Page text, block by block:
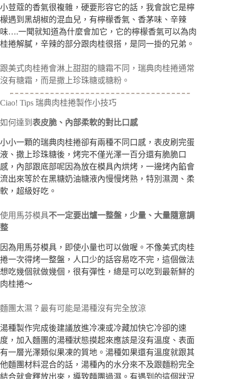
小荳蔻的香氣很複雜，硬要形容它的話，我會說它是檸
檬遇到黑胡椒的混血兒，有檸檬香氣、香茅味、辛辣
味….一聞就知道為什麼會加它，它的檸檬香氣可以為肉
桂捲解膩，辛辣的部分跟肉桂很搭，是同一掛的兄弟。
跟美式肉桂捲會淋上甜甜的糖霜不同，瑞典肉桂捲通常
沒有糖霜，而是撒上珍珠糖或糖粉。
Ciao! Tips 瑞典肉桂捲製作小技巧
如何達到 表皮脆、內部柔軟的對比口感
小小一顆的瑞典肉桂捲卻有兩種不同口感，表皮刷完蛋
液、撒上珍珠糖後，烤完不僅光澤一百分還有脆脆口
感，內部跟底部呢因為放在模具內烘烤，一邊烤內餡會
流出來等於在黑糖奶油糖液內慢慢烤熟，特別濕潤、柔
軟，超級好吃。
使用馬芬模具不一定要出爐一整盤，少量、大量隨意調
整
因為用馬芬模具，即使小量也可以做喔。不像美式肉桂
捲一次得烤一整盤，人口少的話容易吃不完，這個做法
想吃幾個就做幾個，很有彈性，總是可以吃到最新鮮的
肉桂捲～
麵團太濕？最有可能是湯種沒有完全放涼
湯種製作完成後建議放進冷凍或冷藏加快它冷卻的速
度，加入麵團的湯種狀態摸起來應該是沒有溫度、表面
有一層光澤類似果凍的質地。湯種如果還有溫度就跟其
他麵團材料混合的話，湯種內的水分來不及跟麵粉完全
結合就會釋放出來，導致麵團過濕。有遇到的這個狀況